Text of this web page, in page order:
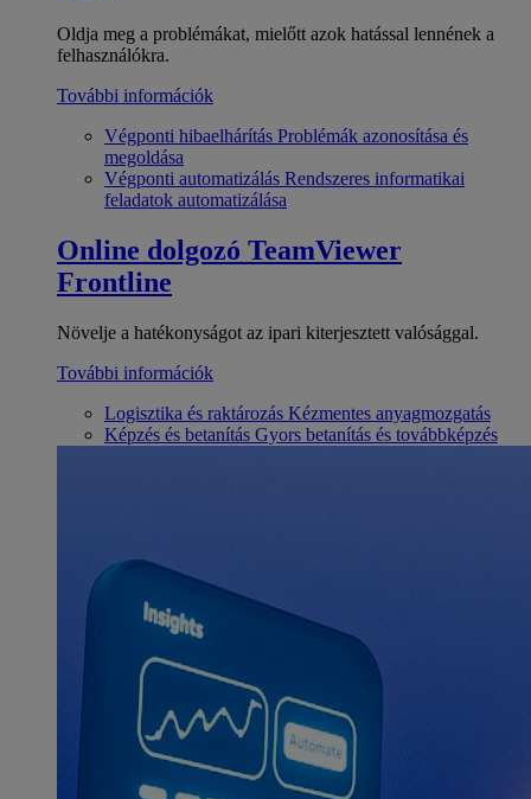
Oldja meg a problémákat, mielőtt azok hatással lennének a
felhasználókra.
További információk
Végponti hibaelhárítás Problémák azonosítása és
megoldása
Végponti automatizálás Rendszeres informatikai
feladatok automatizálása
Online dolgozó TeamViewer
Frontline
Növelje a hatékonyságot az ipari kiterjesztett valósággal.
További információk
Logisztika és raktározás Kézmentes anyagmozgatás
Képzés és betanítás Gyors betanítás és továbbképzés